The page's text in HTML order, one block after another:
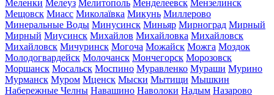
Меленки Мелеуз Мелитополь Менделеевск Мензелинск
Мещовск Миасс Миколаївка Микунь Миллерово
Минеральные Воды Минусинск Миньяр Мирноград Мирный
Мирный Миусинск Михайлов Михайловка Михайловск
Михайловск Мичуринск Могоча Можайск Можга Моздок
Молодогвардейск Молочанск Мончегорск Морозовск
Моршанск Мосальск Моспино Муравленко Мураши Мурино
Мурманск Муром Мценск Мыски Мытищи Мышкин
Набережные Челны Навашино Наволоки Надым Назарово